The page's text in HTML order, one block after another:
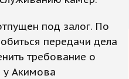
под залог. По
передачи дела
требование о
Акимова